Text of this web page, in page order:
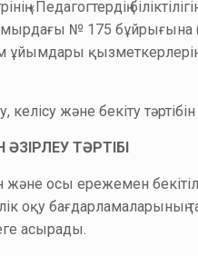
№ 175 бұйрығына
қызметкерлерінің
келісу және бекіту
ТӘРТІБІ
осы ережемен
оқу
асырады.